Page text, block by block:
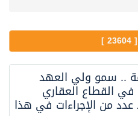
وزارة الموارد البشرية والتنمية الاجتماعية تمدد مهلة تصحيح أوضاع رخص العمل حتى نهاية العام الحالي
[ 23604 ]
.. سمو ولي العهد
القطاع العقاري
عدد من الإجراءات في هذا